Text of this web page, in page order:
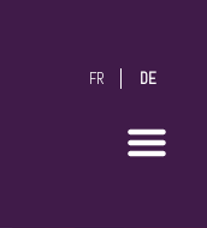
FR DE